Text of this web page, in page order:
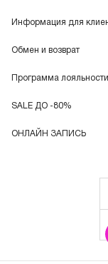
Информация для
Обмен и возврат
Программа лояльности
SALE ДО -80%
ОНЛАЙН ЗАПИСЬ